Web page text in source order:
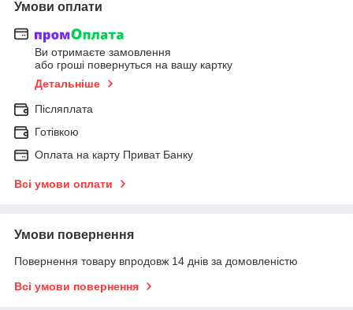
Умови оплати
Ви отримаєте замовлення
або гроші повернуться на вашу картку
Детальніше
Післяплата
Готівкою
Оплата на карту Приват Банку
Всі умови оплати
Умови повернення
Повернення товару впродовж 14 днів за домовленістю
Всі умови повернення